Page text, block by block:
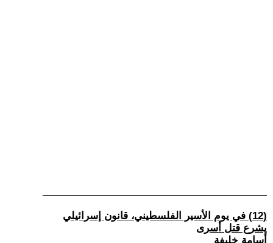
(12) في يوم الأسير الفلسطيني، قانون إسرائيلي
يشرع قتل أسرى
أسامة خليفة